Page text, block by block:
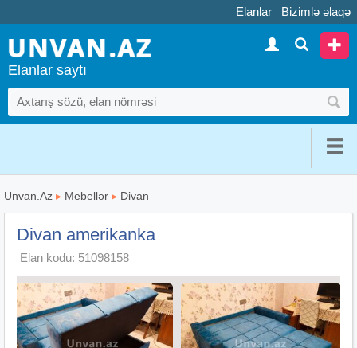
Elanlar Bizimlə əlaqə
Elanlar saytı
Unvan.Az ▸ Mebellər ▸ Divan
Divan amerikanka
Elan kodu: 51098158